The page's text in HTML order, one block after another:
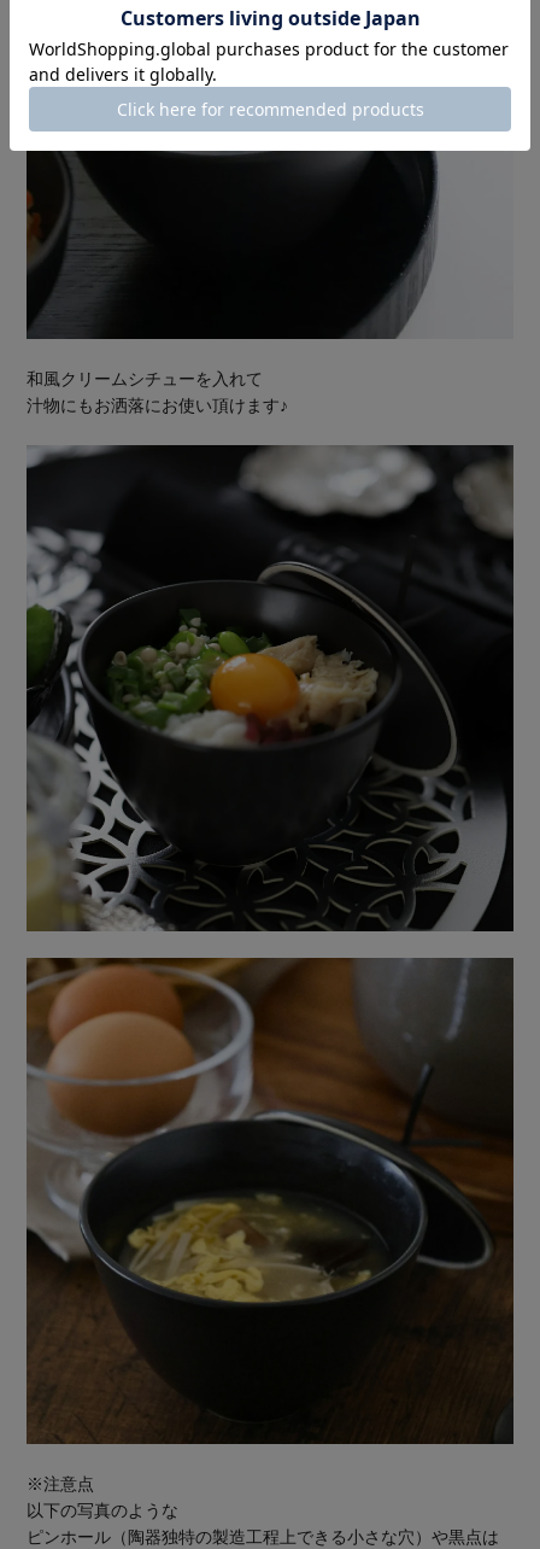
和風クリームシチューを入れて
汁物にもお洒落にお使い頂けます♪
※注意点
以下の写真のような
ピンホール（陶器独特の製造工程上できる小さな穴）や黒点は